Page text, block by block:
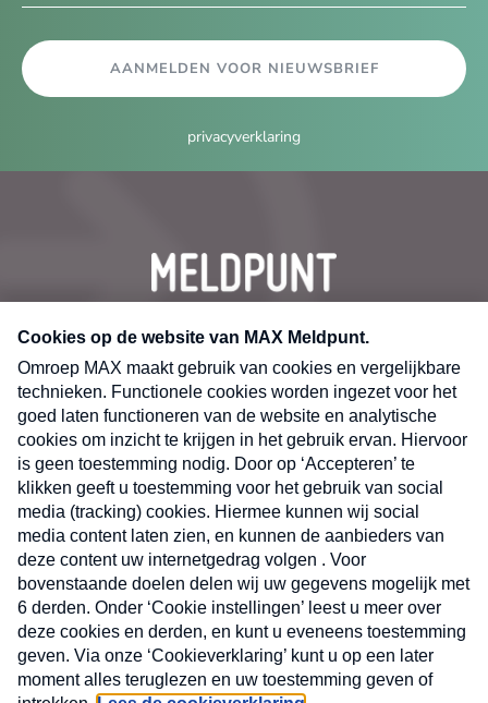
AANMELDEN VOOR NIEUWSBRIEF
privacyverklaring
CONTACT
Volg ons op
X
Nieuwsbrief
Neem hier een gratis abonnement op de MAX
Consumenten nieuwsbrief. Elke maandag en